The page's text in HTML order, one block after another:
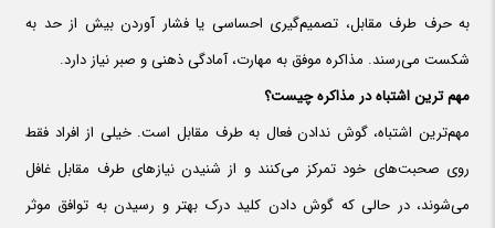
به حرف طرف مقابل، تصمیم‌گیری احساسی یا فشار آوردن بیش‌ از حد به
شکست می‌رسند. مذاکره موفق به مهارت، آمادگی ذهنی و صبر نیاز دارد.
مهم ترین اشتباه در مذاکره چیست؟
مهم‌ترین اشتباه، گوش ندادن فعال به طرف مقابل است. خیلی از افراد فقط
روی صحبت‌های خود تمرکز می‌کنند و از شنیدن نیازهای طرف مقابل غافل
می‌شوند، در حالی که گوش دادن کلید درک بهتر و رسیدن به توافق موثر